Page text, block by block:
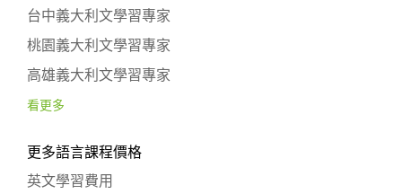
台中義大利文學習專家
桃園義大利文學習專家
高雄義大利文學習專家
看更多
更多語言課程價格
英文學習費用